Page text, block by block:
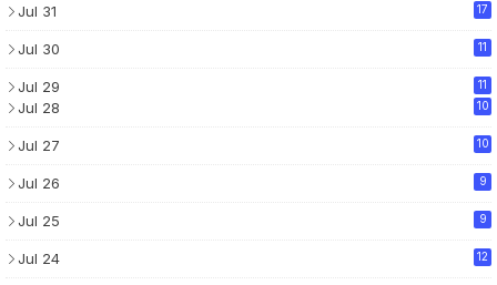
Jul 31 17
Jul 30 11
Jul 29 11
Jul 28 10
Jul 27 10
Jul 26 9
Jul 25 9
Jul 24 12